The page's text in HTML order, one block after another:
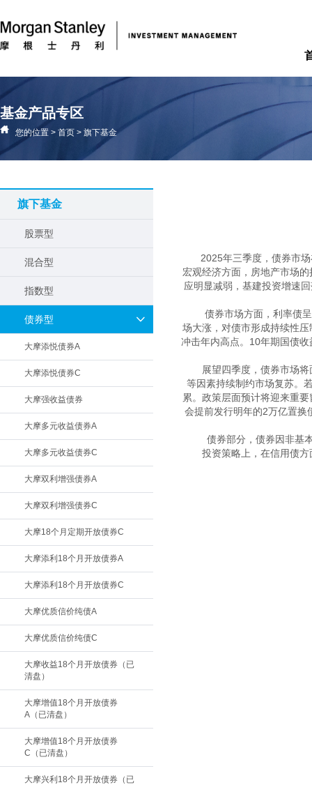
基金产品专区
您的位置 > 首页 > 旗下基金
旗下基金
股票型
混合型
指数型
债券型
大摩添悦债券A
大摩添悦债券C
大摩强收益债券
大摩多元收益债券A
大摩多元收益债券C
大摩双利增强债券A
大摩双利增强债券C
大摩18个月定期开放债券C
大摩添利18个月开放债券A
大摩添利18个月开放债券C
大摩优质信价纯债A
大摩优质信价纯债C
大摩收益18个月开放债券（已
清盘）
大摩增值18个月开放债券
A（已清盘）
大摩增值18个月开放债券
C（已清盘）
大摩兴利18个月开放债券（已
2025年三季度，债券市
宏观经济方面，房地产市场
应明显减弱，基建投资增速
债券市场方面，利率债呈
场大涨，对债市形成持续性
冲击年内高点。10年期国债
展望四季度，债券市场将
等因素持续制约市场复苏。
累。政策层面预计将迎来重
会提前发行明年的2万亿置换
债券部分，债券因非基本
投资策略上，在信用债方